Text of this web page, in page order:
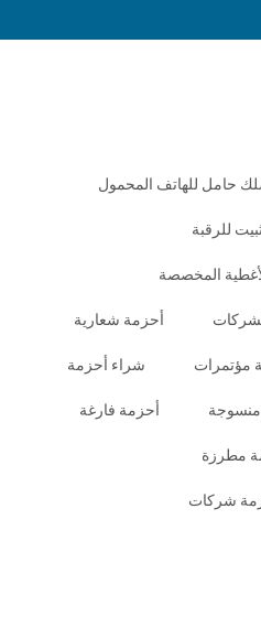
حامل للهاتف المحمول
للرقبة
المخصصة
أحزمة شعارية
مؤتمرات شراء أحزمة
أحزمة فارغة
مطرزة
شركات